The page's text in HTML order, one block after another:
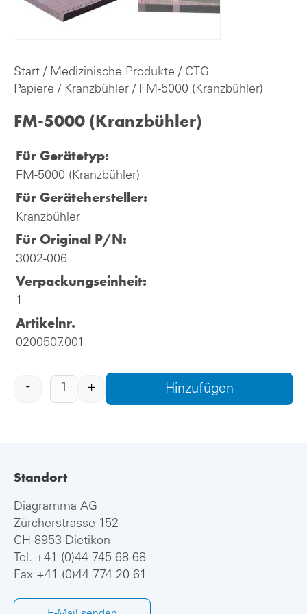
Start / Medizinische Produkte / CTG
Papiere / Kranzbühler / FM-5000 (Kranzbühler)
FM-5000 (Kranzbühler)
Für Gerätetyp:
FM-5000 (Kranzbühler)
Für Gerätehersteller:
Kranzbühler
Für Original P/N:
3002-006
Verpackungseinheit:
1
Artikelnr.
0200507.001
- + Hinzufügen
Standort
Diagramma AG
Zürcherstrasse 152
CH-8953 Dietikon
Tel. +41 (0)44 745 68 68
Fax +41 (0)44 774 20 61